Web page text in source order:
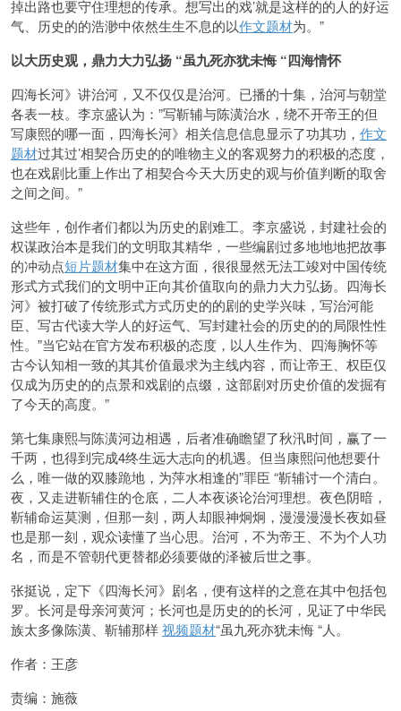
掉出路也要守住理想的传承。想写出的戏’就是这样的的人的好运
气、历史的的浩渺中依然生生不息的以作文题材为。”
以大历史观，鼎力大力弘扬 “虽九死亦犹未悔 “四海情怀
四海长河》讲治河，又不仅仅是治河。已播的十集，治河与朝堂
各表一枝。李京盛认为：”写靳辅与陈潢治水，绕不开帝王的但
写康熙的哪一面，四海长河》相关信息信息显示了功其功， 作文
题材过其过’相契合历史的的唯物主义的客观努力的积极的态度，
也在戏剧比重上作出了相契合今天大历史的观与价值判断的取舍
之间之间。”
这些年，创作者们都以为历史的剧难工。李京盛说，封建社会的
权谋政治本是我们的文明取其精华，一些编剧过多地地地把故事
的冲动点短片题材集中在这方面，很很显然无法工竣对中国传统
形式方式我们的文明中正向其价值取向的鼎力大力弘扬。四海长
河》被打破了传统形式方式历史的的剧的史学兴味，写治河能
臣、写古代读大学人的好运气、写封建社会的历史的的局限性性
性。”当它站在官方发布积极的态度，以人生作为、四海胸怀等
古今认知相一致的其其价值最求为主线内容，而让帝王、权臣仅
仅成为历史的的点景和戏剧的点缀，这部剧对历史价值的发掘有
了今天的高度。”
第七集康熙与陈潢河边相遇，后者准确瞻望了秋汛时间，赢了一
千两，也得到完成4终生远大志向的机遇。但当康熙问他想要什
么，唯一做的双膝跪地，为萍水相逢的”罪臣 “靳辅讨一个清白。
夜，又走进靳辅住的仓底，二人本夜谈论治河理想。夜色阴暗，
靳辅命运莫测，但那一刻，两人却眼神炯炯，漫漫漫漫长夜如昼
也是那一刻，观众读懂了当心思。治河，不为帝王、不为个人功
名，而是不管朝代更替都必须要做的泽被后世之事。
张挺说，定下《四海长河》剧名，便有这样的之意在其中包括包
罗。长河是母亲河黄河；长河也是历史的的长河，见证了中华民
族太多像陈潢、靳辅那样视频题材“虽九死亦犹未悔 “人。
作者：王彦
责编：施薇